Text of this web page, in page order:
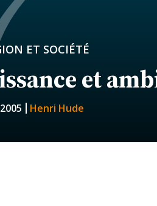
ET SOCIÉTÉ
et
Henri Hude